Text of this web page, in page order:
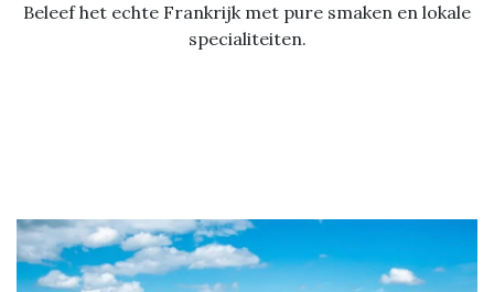
Beleef het echte Frankrijk met pure smaken en lokale
specialiteiten.